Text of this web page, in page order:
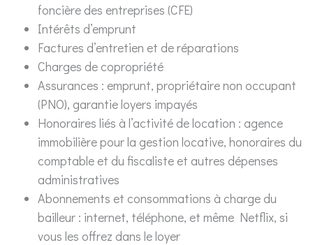
foncière des entreprises (CFE)
Intérêts d’emprunt
Factures d’entretien et de réparations
Charges de copropriété
Assurances : emprunt, propriétaire non occupant
(PNO), garantie loyers impayés
Honoraires liés à l’activité de location : agence
immobilière pour la gestion locative, honoraires du
comptable et du fiscaliste et autres dépenses
administratives
Abonnements et consommations à charge du
bailleur : internet, téléphone, et même Netflix, si
vous les offrez dans le loyer